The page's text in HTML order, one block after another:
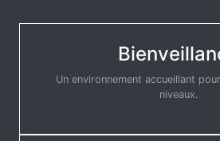
Un environnement accueillant
niveaux.